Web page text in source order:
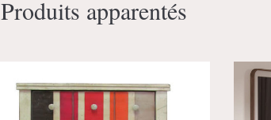
Produits apparentés